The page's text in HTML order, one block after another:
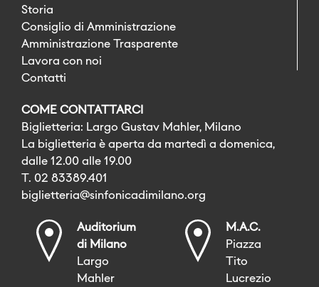
Storia
Consiglio di Amministrazione
Amministrazione Trasparente
Lavora con noi
Contatti
COME CONTATTARCI
Biglietteria: Largo Gustav Mahler, Milano
La biglietteria è aperta da martedì a domenica,
dalle 12.00 alle 19.00
T. 02 83389.401
biglietteria@sinfonicadimilano.org
Auditorium
di Milano
Largo
Mahler
M.A.C.
Piazza
Tito
Lucrezio